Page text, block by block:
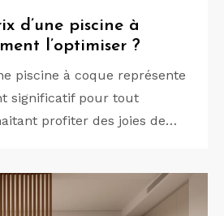
d’une piscine à
l’optimiser ?
piscine à coque représente
significatif pour tout
profiter des joies de…